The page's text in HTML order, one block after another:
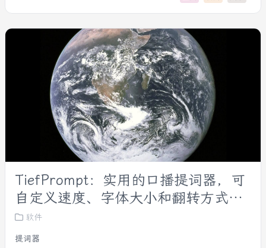
TiefPrompt：实用的口播提词器，可
自定义速度、字体大小和翻转方式，
适用于演讲和视频录制。
软件
提词器